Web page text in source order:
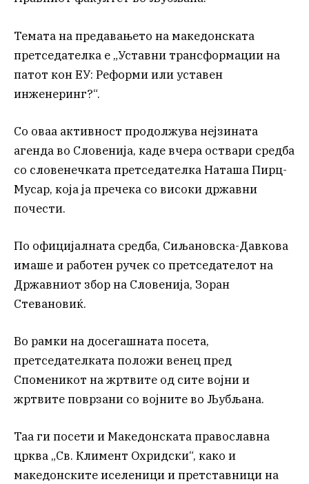
Темата на предавањето на македонската
претседателка е „Уставни трансформации на
патот кон ЕУ: Реформи или уставен
инженеринг?“.
Со оваа активност продолжува нејзината
агенда во Словенија, каде вчера оствари средба
со словенечката претседателка Наташа Пирц-
Мусар, која ја пречека со високи државни
почести.
По официјалната средба, Сиљановска-Давкова
имаше и работен ручек со претседателот на
Државниот збор на Словенија, Зоран
Стевановиќ.
Во рамки на досегашната посета,
претседателката положи венец пред
Споменикот на жртвите од сите војни и
жртвите поврзани со војните во Љубљана.
Таа ги посети и Македонската православна
црква „Св. Климент Охридски“, како и
македонските иселеници и претставници на